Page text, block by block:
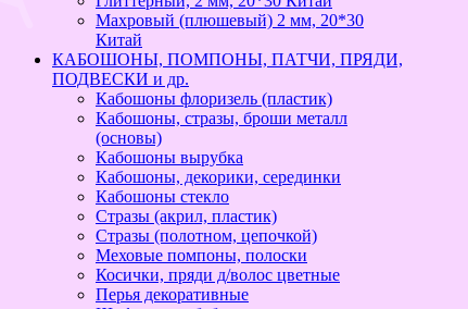
Махровый (плюшевый) 2 мм, 20*30
Китай
КАБОШОНЫ, ПОМПОНЫ, ПАТЧИ, ПРЯДИ,
ПОДВЕСКИ и др.
Кабошоны флоризель (пластик)
Кабошоны, стразы, броши металл
(основы)
Кабошоны вырубка
Кабошоны, декорики, серединки
Кабошоны стекло
Стразы (акрил, пластик)
Стразы (полотном, цепочкой)
Меховые помпоны, полоски
Косички, пряди д/волос цветные
Перья декоративные